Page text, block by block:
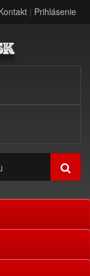
| Prihlásenie